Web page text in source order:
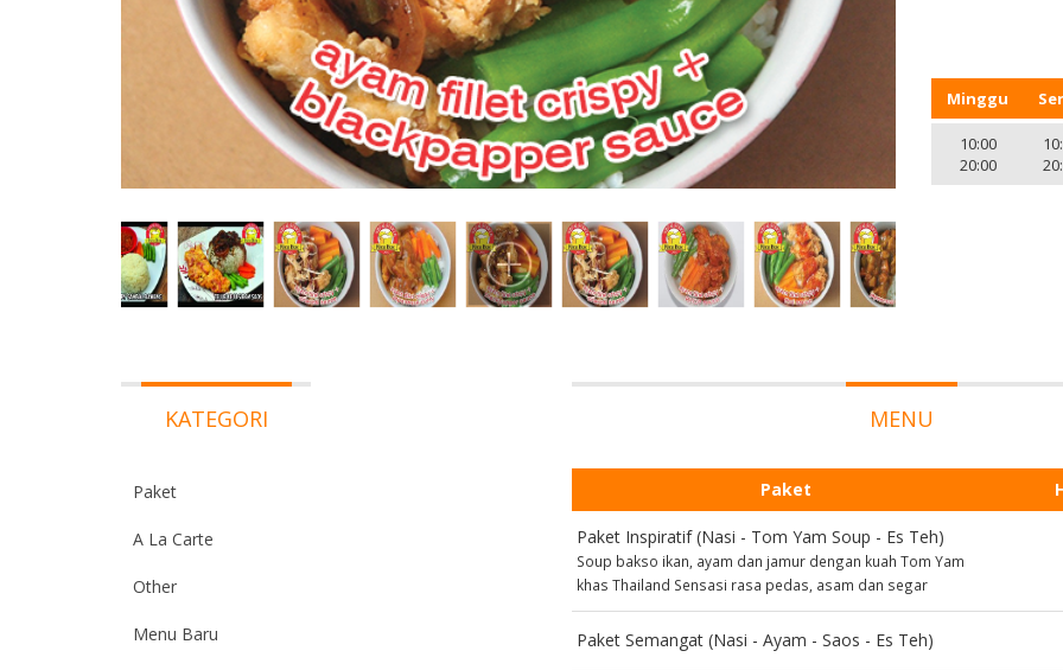
Minggu
10:00
20:00
KATEGORI
Paket
A La Carte
Other
Menu Baru
MENU
Paket
Paket Inspiratif (Nasi - Tom Yam Soup - Es Teh)
Soup bakso ikan, ayam dan jamur dengan kuah Tom Yam
khas Thailand Sensasi rasa pedas, asam dan segar
Paket Semangat (Nasi - Ayam - Saos - Es Teh)